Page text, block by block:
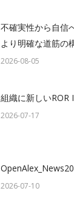
不確実性から自信
より明確な道筋の
2026-08-05
組織に新しいROR
2026-07-17
2026-07-10